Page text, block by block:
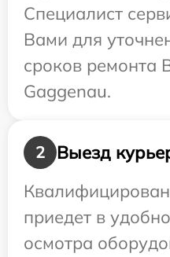
Специалист
Вами для
сроков ремонта
Gaggenau.
2
Выезд
приедет в
осмотра